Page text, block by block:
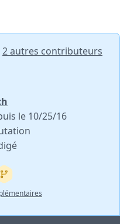
2 autres contributeurs
le 10/25/16